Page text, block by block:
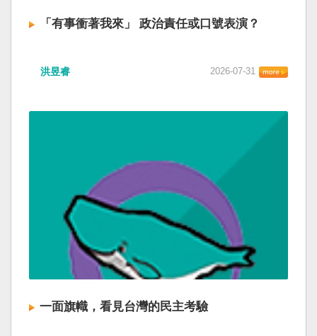
「有事衝著我來」 政治責任或口號表演？
洪昱睿 2026-07-31
一面旗幟，看見台灣的民主考驗